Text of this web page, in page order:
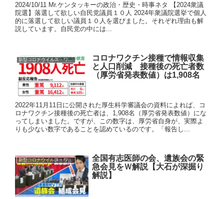
2024/10/11 Mr.ケンタッキーの政治・歴史・時事ネタ 【2024衆議
院選】落選して欲しい自民党議員１０人 2024年衆議院選挙で個人
的に落選して欲しい議員１０人を選びました。それぞれ理由も解
説しています。自民党の中には...
新型コロナウイルス・ワクチン
コロナワクチン接種で情報収集
と人口削減 接種後の死亡者数
（厚労省発表数値）は1,908名
2022年11月11日に公開された厚生科学審議会の資料によれば、コ
ロナワクチン接種後の死亡者は、1,908名（厚労省発表数値）にな
ってしまいました。ですが、この数字は、厚労省自身が、実際よ
りも少ない数字であることを認めているのです。「報告し...
新型コロナウイルス・ワクチン
全国有志医師の会、遺族会の緊
急会見をＷ解説【大石が深掘り
解説】